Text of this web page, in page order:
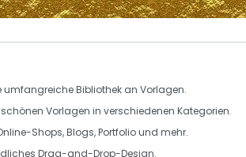
umfangreiche Bibliothek an Vorlagen.
schönen Vorlagen in verschiedenen Kategorien.
Shops,Blogs,Portfoliound mehr.
Drag-and-Drop-Design.